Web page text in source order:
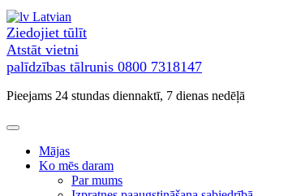
Latvian
Ziedojiet tūlīt
Atstāt vietni
palīdzības tālrunis 0800 7318147
Pieejams 24 stundas diennaktī, 7 dienas nedēļā
Mājas
Ko mēs daram
Par mums